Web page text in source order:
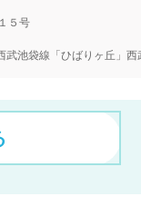
５号
武池袋線「ひばりヶ丘